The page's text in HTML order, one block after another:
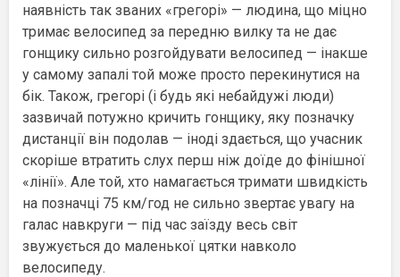
наявність так званих «грегорі» — людина, що міцно
тримає велосипед за передню вилку та не дає
гонщику сильно розгойдувати велосипед — інакше
у самому запалі той може просто перекинутися на
бік. Також, грегорі (і будь які небайдужі люди)
зазвичай потужно кричить гонщику, яку позначку
дистанції він подолав — іноді здається, що учасник
скоріше втратить слух перш ніж доїде до фінішної
«лінії». Але той, хто намагається тримати швидкість
на позначці 75 км/год не сильно звертає увагу на
галас навкруги — під час заїзду весь світ
звужується до маленької цятки навколо
велосипеду.